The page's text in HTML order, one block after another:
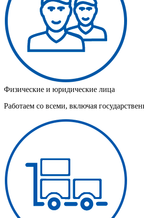
Физические и юридические лица
Работаем со всеми, включая